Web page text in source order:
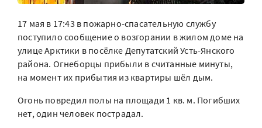
17 мая в 17:43 в пожарно-спасательную службу
поступило сообщение о возгорании в жилом доме на
улице Арктики в посёлке Депутатский Усть-Янского
района. Огнеборцы прибыли в считанные минуты,
на момент их прибытия из квартиры шёл дым.
Огонь повредил полы на площади 1 кв. м. Погибших
нет, один человек пострадал.